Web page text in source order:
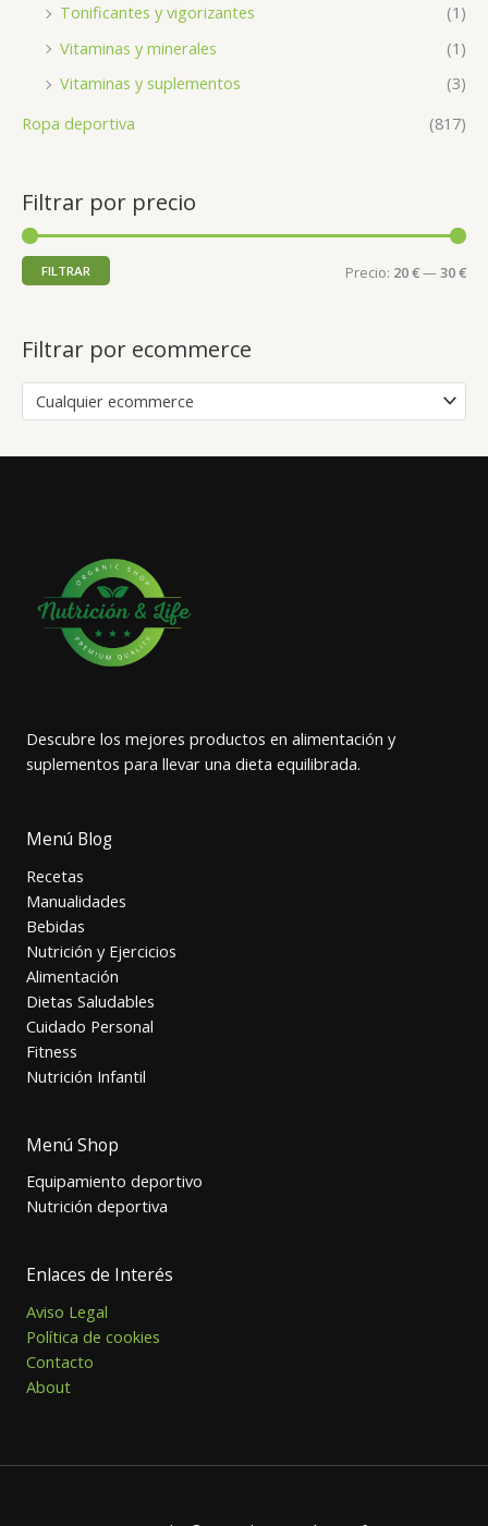
Tonificantes y vigorizantes
(1)
Vitaminas y minerales
(1)
Vitaminas y suplementos
(3)
Ropa deportiva
(817)
Filtrar por precio
FILTRAR Precio: 20 €—30 €
Filtrar por ecommerce
Cualquier ecommerce
Descubre los mejores productos en alimentación y
suplementos para llevar una dieta equilibrada.
Menú Blog
Recetas
Manualidades
Bebidas
Nutrición y Ejercicios
Alimentación
Dietas Saludables
Cuidado Personal
Fitness
Nutrición Infantil
Menú Shop
Equipamiento deportivo
Nutrición deportiva
Enlaces de Interés
Aviso Legal
Política de cookies
Contacto
About